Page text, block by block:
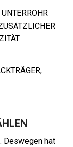
Deswegen hat